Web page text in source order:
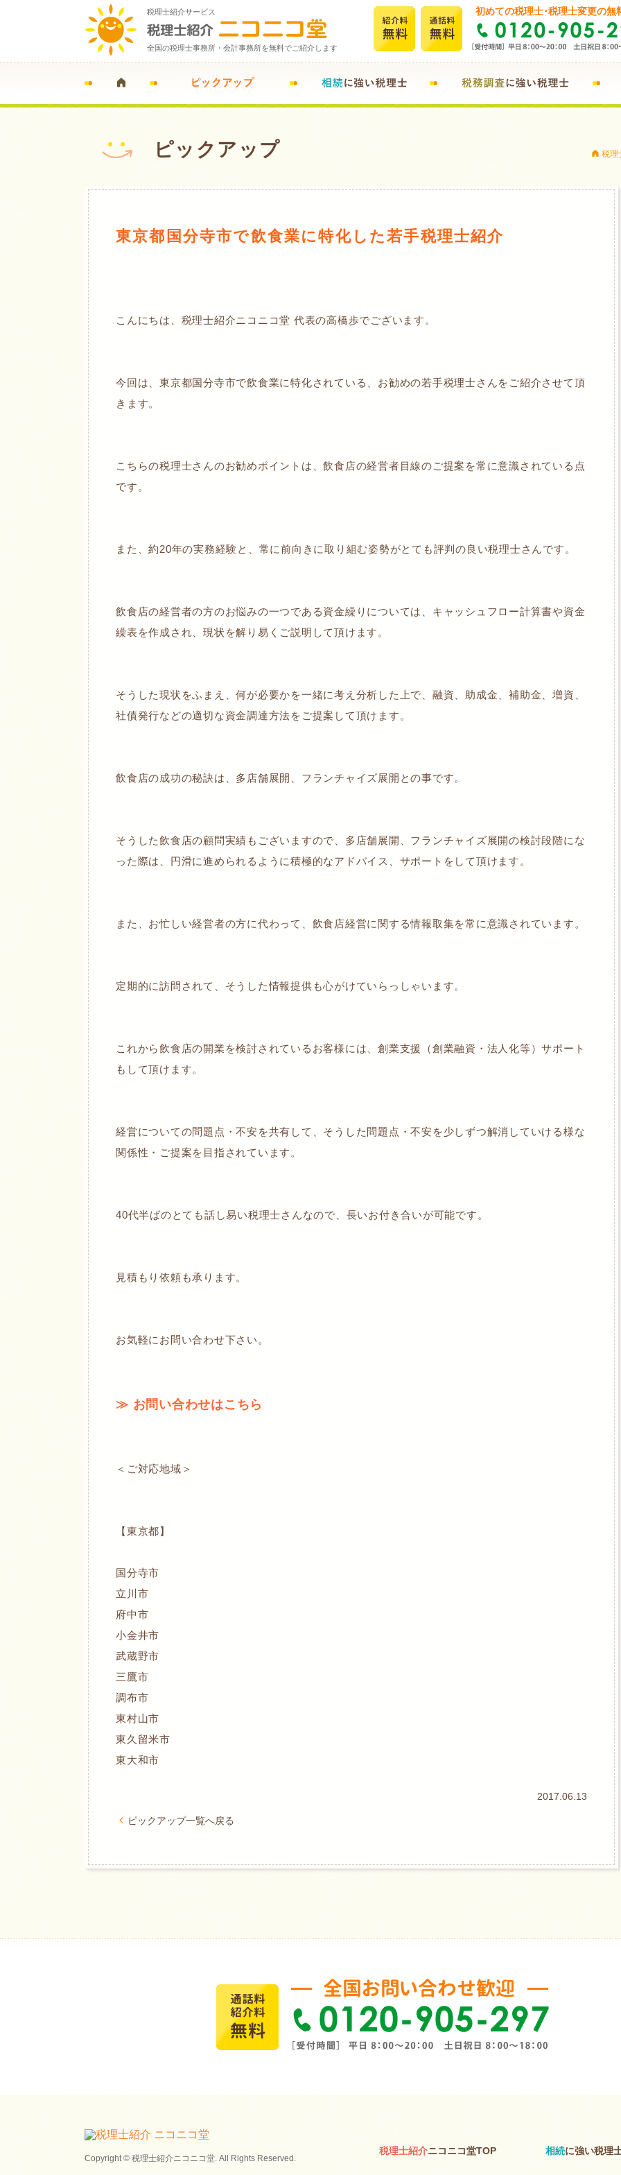
税理士紹介サービス
全国の税理士事務所・会計事務所を無料でご紹介します
初めての税理士･税理士変更の無
ピックアップ A 税理
東京都国分寺市で飲食業に特化した若手税理士紹介
こんにちは、税理士紹介ニコニコ堂 代表の高橋歩でございます。
今回は、東京都国分寺市で飲食業に特化されている、お勧めの若手税理士さんをご紹介させて頂
きます。
こちらの税理士さんのお勧めポイントは、飲食店の経営者目線のご提案を常に意識されている点
です。
また、約20年の実務経験と、常に前向きに取り組む姿勢がとても評判の良い税理士さんです。
飲食店の経営者の方のお悩みの一つである資金繰りについては、キャッシュフロー計算書や資金
繰表を作成され、現状を解り易くご説明して頂けます。
そうした現状をふまえ、何が必要かを一緒に考え分析した上で、融資、助成金、補助金、増資、
社債発行などの適切な資金調達方法をご提案して頂けます。
飲食店の成功の秘訣は、多店舗展開、フランチャイズ展開との事です。
そうした飲食店の顧問実績もございますので、多店舗展開、フランチャイズ展開の検討段階にな
った際は、円滑に進められるように積極的なアドバイス、サポートをして頂けます。
また、お忙しい経営者の方に代わって、飲食店経営に関する情報取集を常に意識されています。
定期的に訪問されて、そうした情報提供も心がけていらっしゃいます。
これから飲食店の開業を検討されているお客様には、創業支援（創業融資・法人化等）サポート
もして頂けます。
経営についての問題点・不安を共有して、そうした問題点・不安を少しずつ解消していける様な
関係性・ご提案を目指されています。
40代半ばのとても話し易い税理士さんなので、長いお付き合いが可能です。
見積もり依頼も承ります。
お気軽にお問い合わせ下さい。
≫ お問い合わせはこちら
＜ご対応地域＞
【東京都】
国分寺市
立川市
府中市
小金井市
武蔵野市
三鷹市
調布市
東村山市
東久留米市
東大和市
2017.06.13
ピックアップ一覧へ戻る
Copyright © 税理士紹介ニコニコ堂. All Rights Reserved.
税理士紹介ニコニコ堂TOP 相続に強い税理